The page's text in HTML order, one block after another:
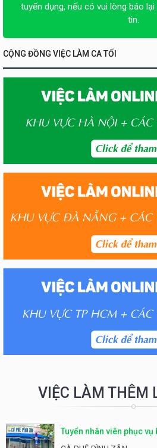
tuyển dụng, nếu có vui lòng báo
tin.
CỘNG ĐỒNG VIỆC LÀM CA TỐI
VIỆC LÀM THÊM
Tuyển nhân viên phục